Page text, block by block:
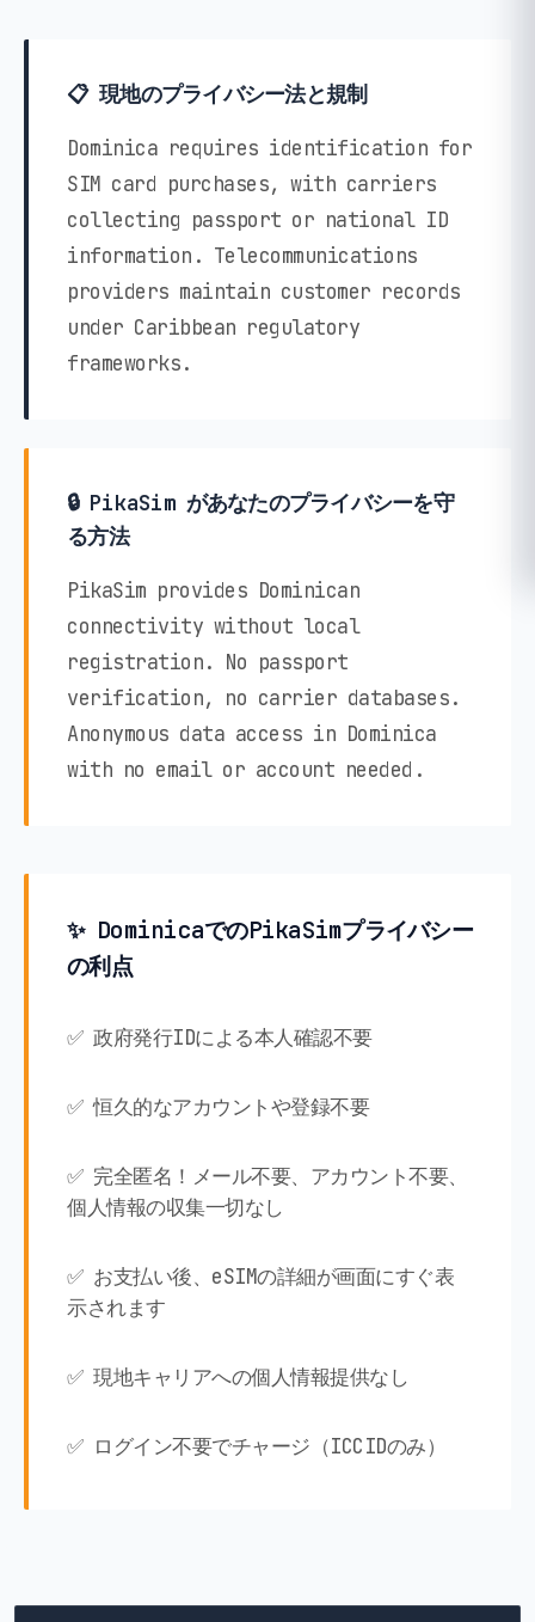
📋 現地のプライバシー法と規制
Dominica requires identification for
SIM card purchases, with carriers
collecting passport or national ID
information. Telecommunications
providers maintain customer records
under Caribbean regulatory
frameworks.
🔒 PikaSim があなたのプライバシーを守
る方法
PikaSim provides Dominican
connectivity without local
registration. No passport
verification, no carrier databases.
Anonymous data access in Dominica
with no email or account needed.
✨ DominicaでのPikaSimプライバシー
の利点
✅ 政府発行IDによる本人確認不要
✅ 恒久的なアカウントや登録不要
✅ 完全匿名！メール不要、アカウント不要、
個人情報の収集一切なし
✅ お支払い後、eSIMの詳細が画面にすぐ表
示されます
✅ 現地キャリアへの個人情報提供なし
✅ ログイン不要でチャージ（ICCIDのみ）